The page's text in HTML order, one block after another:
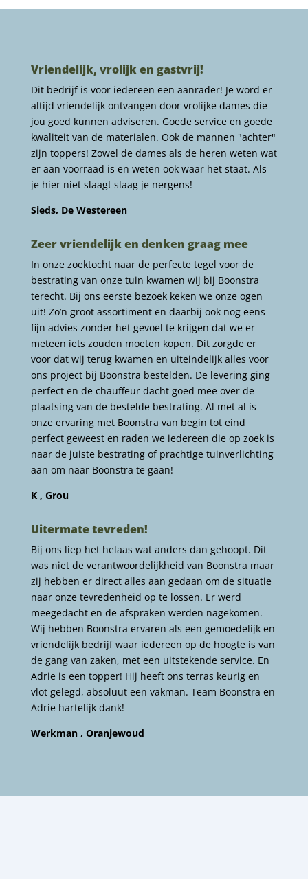
Vriendelijk, vrolijk en gastvrij!
Dit bedrijf is voor iedereen een aanrader! Je word er
altijd vriendelijk ontvangen door vrolijke dames die
jou goed kunnen adviseren. Goede service en goede
kwaliteit van de materialen. Ook de mannen "achter"
zijn toppers! Zowel de dames als de heren weten wat
er aan voorraad is en weten ook waar het staat. Als
je hier niet slaagt slaag je nergens!
Sieds, De Westereen
Zeer vriendelijk en denken graag mee
In onze zoektocht naar de perfecte tegel voor de
bestrating van onze tuin kwamen wij bij Boonstra
terecht. Bij ons eerste bezoek keken we onze ogen
uit! Zo’n groot assortiment en daarbij ook nog eens
fijn advies zonder het gevoel te krijgen dat we er
meteen iets zouden moeten kopen. Dit zorgde er
voor dat wij terug kwamen en uiteindelijk alles voor
ons project bij Boonstra bestelden. De levering ging
perfect en de chauffeur dacht goed mee over de
plaatsing van de bestelde bestrating. Al met al is
onze ervaring met Boonstra van begin tot eind
perfect geweest en raden we iedereen die op zoek is
naar de juiste bestrating of prachtige tuinverlichting
aan om naar Boonstra te gaan!
K , Grou
Uitermate tevreden!
Bij ons liep het helaas wat anders dan gehoopt. Dit
was niet de verantwoordelijkheid van Boonstra maar
zij hebben er direct alles aan gedaan om de situatie
naar onze tevredenheid op te lossen. Er werd
meegedacht en de afspraken werden nagekomen.
Wij hebben Boonstra ervaren als een gemoedelijk en
vriendelijk bedrijf waar iedereen op de hoogte is van
de gang van zaken, met een uitstekende service. En
Adrie is een topper! Hij heeft ons terras keurig en
vlot gelegd, absoluut een vakman. Team Boonstra en
Adrie hartelijk dank!
Werkman , Oranjewoud